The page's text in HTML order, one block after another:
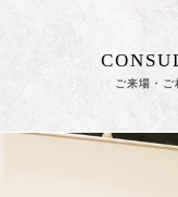
ご来場・ご